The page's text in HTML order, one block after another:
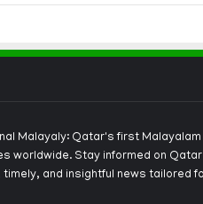
Malayaly: Qatar's first
worldwide. Stay informed on
and insightful news tailored